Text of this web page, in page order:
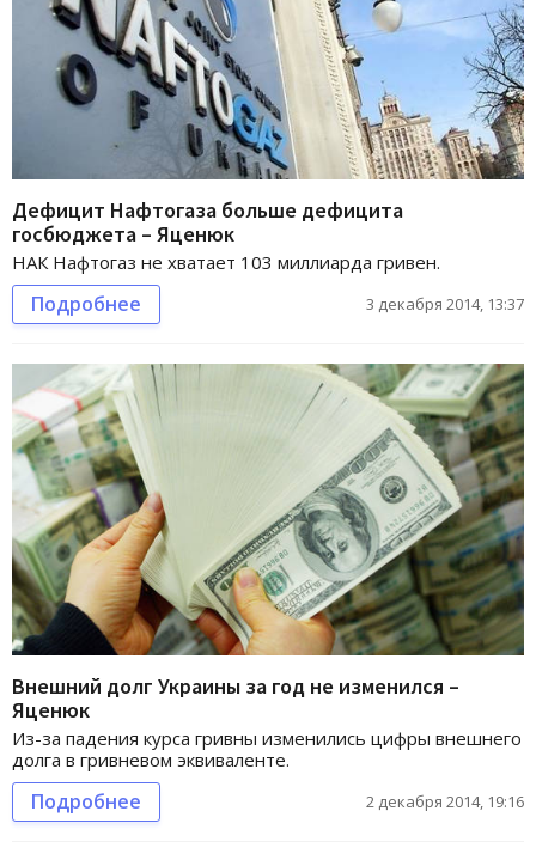
Дефицит Нафтогаза больше дефицита
госбюджета – Яценюк
НАК Нафтогаз не хватает 103 миллиарда гривен.
Подробнее 3 декабря 2014, 13:37
Внешний долг Украины за год не изменился –
Яценюк
Из-за падения курса гривны изменились цифры внешнего
долга в гривневом эквиваленте.
Подробнее 2 декабря 2014, 19:16